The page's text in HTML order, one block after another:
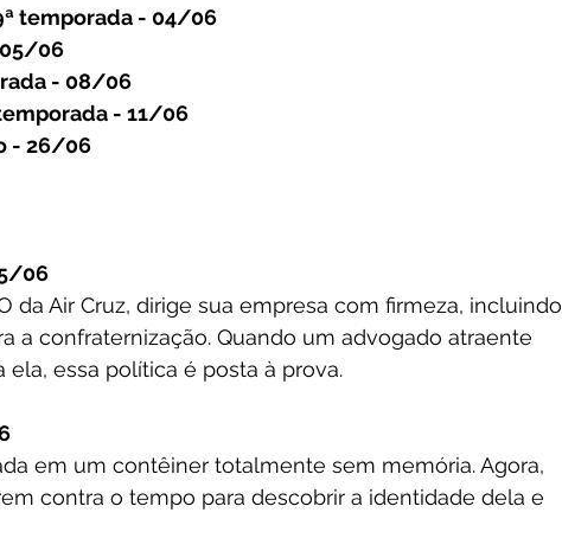
temporada - 04/06
05/06
- 08/06
- 11/06
- 26/06
06
da Air Cruz, dirige sua empresa com firmeza, incluindo
a confraternização. Quando um advogado atraente
ela, essa política é posta à prova.
em um contêiner totalmente sem memória. Agora,
contra o tempo para descobrir a identidade dela e